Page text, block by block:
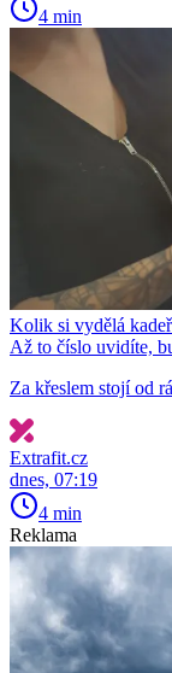
4 min
Kolik si vydělá
Až to číslo uvidíte,
Za křeslem stojí od
Extrafit.cz
dnes, 07:19
4 min
Reklama